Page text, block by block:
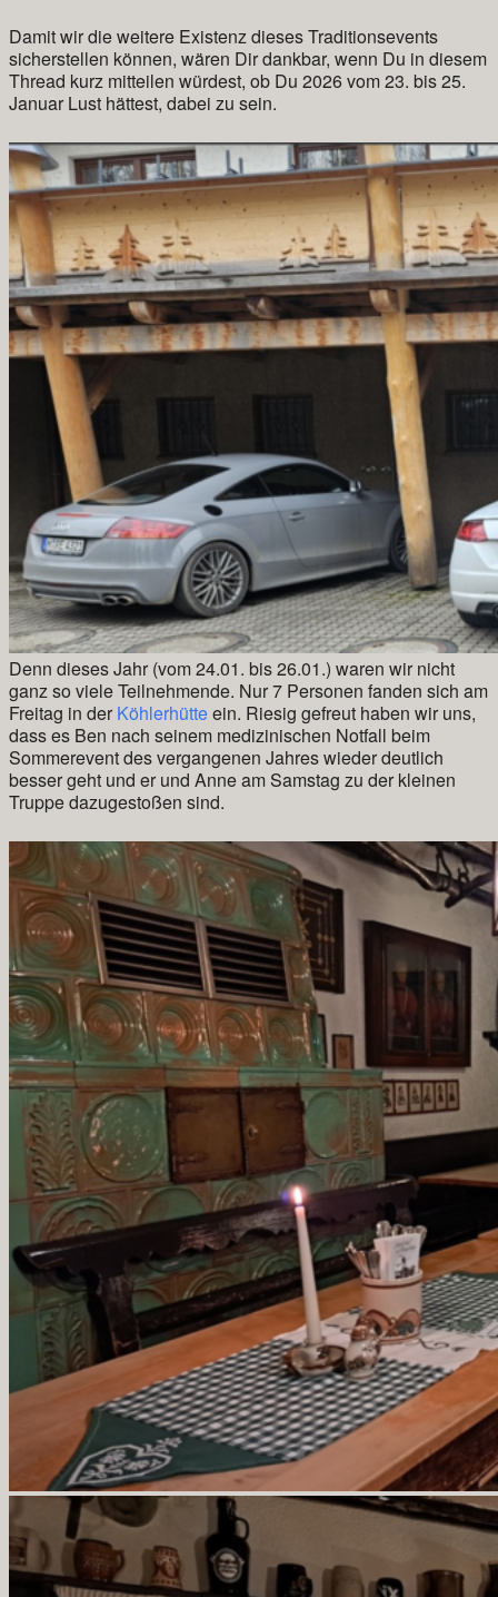
Damit wir die weitere Existenz dieses Traditionsevents
sicherstellen können, wären Dir dankbar, wenn Du in diesem
Thread kurz mitteilen würdest, ob Du 2026 vom 23. bis 25.
Januar Lust hättest, dabei zu sein.
Denn dieses Jahr (vom 24.01. bis 26.01.) waren wir nicht
ganz so viele Teilnehmende. Nur 7 Personen fanden sich am
Freitag in der Köhlerhütteein. Riesig gefreut haben wir uns,
dass es Ben nach seinem medizinischen Notfall beim
Sommerevent des vergangenen Jahres wieder deutlich
besser geht und er und Anne am Samstag zu der kleinen
Truppe dazugestoßen sind.